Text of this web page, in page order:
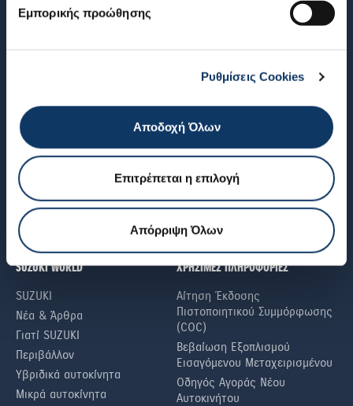
Εμπορικής προώθησης
Ρυθμίσεις Cookies
Αποδοχή Όλων
Επιτρέπεται η επιλογή
Απόρριψη Όλων
ΜΟΝΤΕΛΑ
SWIFT
VITARA
S-CROSS
e VITARA
ΥΠΗΡΕΣΙΕΣ
Suzuki Care+
SUZUKI Ανταλλακτικά®
SUZUKI Αξεσουάρ®
Πρόγραμμα Ασφάλισης
My Suzuki
Suzuki Connect
SUZUKI WORLD
SUZUKI
Νέα & Άρθρα
Γιατί SUZUKI
Περιβάλλον
Υβριδικά αυτοκίνητα
Μικρά αυτοκίνητα
ΧΡΗΣΙΜΕΣ ΠΛΗΡΟΦΟΡΙΕΣ
Αίτηση Έκδοσης
Πιστοποιητικού Συμμόρφωσης
(COC)
Βεβαίωση Εξοπλισμού
Εισαγόμενου Μεταχειρισμένου
Οδηγός Αγοράς Νέου
Αυτοκινήτου